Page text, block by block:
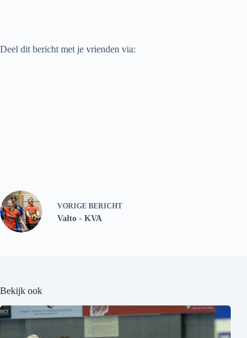
Deel dit bericht met je vrienden via:
VORIGE BERICHT
Valto - KVA
Bekijk ook